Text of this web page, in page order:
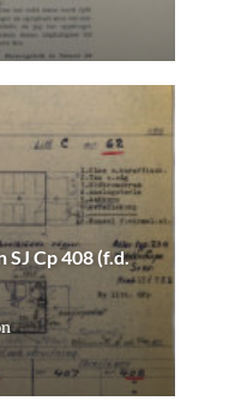
SJ Cp 408 (f.d.